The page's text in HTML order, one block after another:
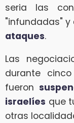
seria las
"infundadas" y
ataques.
Las
durante
fueron
israelíes que
otras